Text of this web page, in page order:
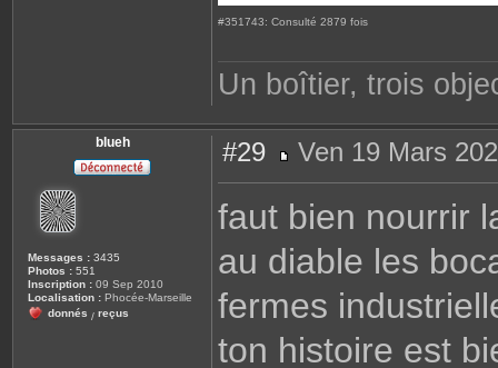
#351743: Consulté 2879 fois
Un boîtier, trois
blueh
Messages : 3435
Photos : 551
Inscription : 09 Sep 2010
Localisation : Phocée-Marseille
donnés / reçus
#29
e
s
a
e
Ven 19 Mars
faut bien nourrir
au diable les
fermes
ton histoire est